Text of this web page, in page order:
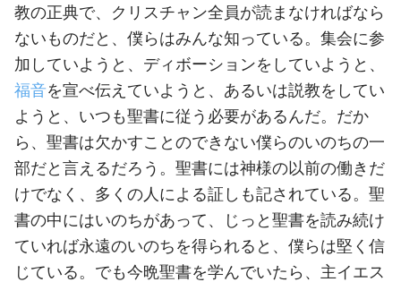
教の正典で、クリスチャン全員が読まなければなら
ないものだと、僕らはみんな知っている。集会に参
加していようと、ディボーションをしていようと、
福音を宣べ伝えていようと、あるいは説教をしてい
ようと、いつも聖書に従う必要があるんだ。だか
ら、聖書は欠かすことのできない僕らのいのちの一
部だと言えるだろう。聖書には神様の以前の働きだ
けでなく、多くの人による証しも記されている。聖
書の中にはいのちがあって、じっと聖書を読み続け
ていれば永遠のいのちを得られると、僕らは堅く信
じている。でも今晩聖書を学んでいたら、主イエス